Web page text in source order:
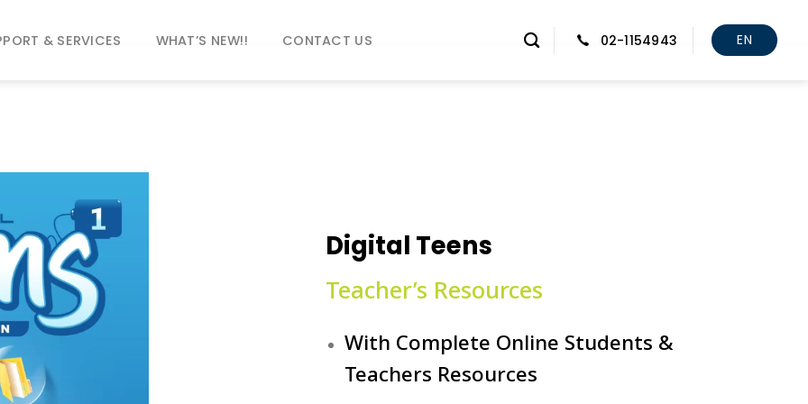
& SERVICES WHAT’S NEW!! CONTACT US 02-1154943 EN
Digital Teens
Teacher’s Resources
With Complete Online Students &
Teachers Resources